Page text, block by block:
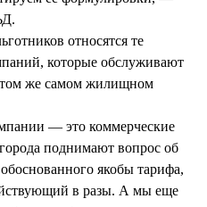
относятся те
которые обслуживают
же самом жилищном
— это коммерческие
поднимают вопрос об
якобы тарифа,
в разы. А мы еще